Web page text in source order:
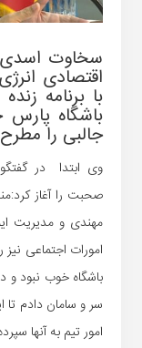
سخاوت اسدی
اقتصادی
با برنامه
باشگاه
جالبی را
وی ابتدا در
صحبت را آغاز
مهندی و مدیریت
باشگاه خوب نبود و
سر و سامان دادم
امور تیم به آنها